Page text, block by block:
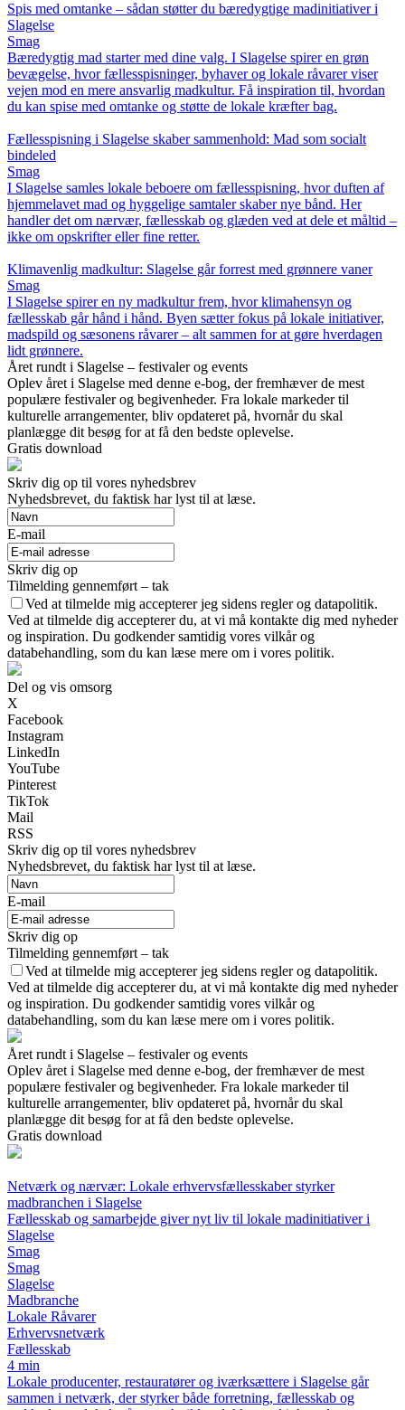
Spis med omtanke – sådan støtter du bæredygtige madinitiativer i
Slagelse
Smag
Bæredygtig mad starter med dine valg. I Slagelse spirer en grøn
bevægelse, hvor fællesspisninger, byhaver og lokale råvarer viser
vejen mod en mere ansvarlig madkultur. Få inspiration til, hvordan
du kan spise med omtanke og støtte de lokale kræfter bag.
Fællesspisning i Slagelse skaber sammenhold: Mad som socialt
bindeled
Smag
I Slagelse samles lokale beboere om fællesspisning, hvor duften af
hjemmelavet mad og hyggelige samtaler skaber nye bånd. Her
handler det om nærvær, fællesskab og glæden ved at dele et måltid –
ikke om opskrifter eller fine retter.
Klimavenlig madkultur: Slagelse går forrest med grønnere vaner
Smag
I Slagelse spirer en ny madkultur frem, hvor klimahensyn og
fællesskab går hånd i hånd. Byen sætter fokus på lokale initiativer,
madspild og sæsonens råvarer – alt sammen for at gøre hverdagen
lidt grønnere.
Året rundt i Slagelse – festivaler og events
Oplev året i Slagelse med denne e-bog, der fremhæver de mest
populære festivaler og begivenheder. Fra lokale markeder til
kulturelle arrangementer, bliv opdateret på, hvornår du skal
planlægge dit besøg for at få den bedste oplevelse.
Gratis download
Skriv dig op til vores nyhedsbrev
Nyhedsbrevet, du faktisk har lyst til at læse.
E-mail
Skriv dig op
Tilmelding gennemført – tak
Ved at tilmelde mig accepterer jeg sidens regler og datapolitik.
Ved at tilmelde dig accepterer du, at vi må kontakte dig med nyheder
og inspiration. Du godkender samtidig vores vilkår og
databehandling, som du kan læse mere om i vores politik.
Del og vis omsorg
X
Facebook
Instagram
LinkedIn
YouTube
Pinterest
TikTok
Mail
RSS
Skriv dig op til vores nyhedsbrev
Nyhedsbrevet, du faktisk har lyst til at læse.
E-mail
Skriv dig op
Tilmelding gennemført – tak
Ved at tilmelde mig accepterer jeg sidens regler og datapolitik.
Ved at tilmelde dig accepterer du, at vi må kontakte dig med nyheder
og inspiration. Du godkender samtidig vores vilkår og
databehandling, som du kan læse mere om i vores politik.
Året rundt i Slagelse – festivaler og events
Oplev året i Slagelse med denne e-bog, der fremhæver de mest
populære festivaler og begivenheder. Fra lokale markeder til
kulturelle arrangementer, bliv opdateret på, hvornår du skal
planlægge dit besøg for at få den bedste oplevelse.
Gratis download
Netværk og nærvær: Lokale erhvervsfællesskaber styrker
madbranchen i Slagelse
Fællesskab og samarbejde giver nyt liv til lokale madinitiativer i
Slagelse
Smag
Smag
Slagelse
Madbranche
Lokale Råvarer
Erhvervsnetværk
Fællesskab
4 min
Lokale producenter, restauratører og iværksættere i Slagelse går
sammen i netværk, der styrker både forretning, fællesskab og